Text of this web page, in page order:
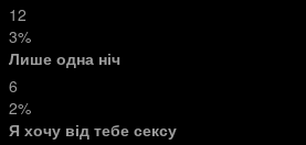
12
3%
Лише одна ніч
6
2%
Я хочу від тебе сексу